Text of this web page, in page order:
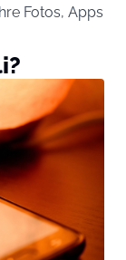
Fotos, Apps